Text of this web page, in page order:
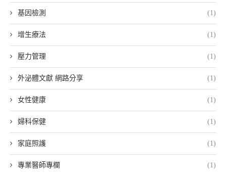
基因檢測 (1)
增生療法 (1)
壓力管理 (1)
外泌體文獻 網路分享 (1)
女性健康 (1)
婦科保健 (1)
家庭照護 (1)
專業醫師專欄 (1)